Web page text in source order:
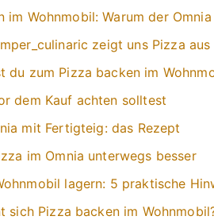
im Wohnmobil: Warum der
zeigt uns Pizza aus
du zum Pizza backen im
dem Kauf achten solltest
mit Fertigteig: das Rezept
im Omnia unterwegs besser
lagern: 5 praktische
sich Pizza backen im